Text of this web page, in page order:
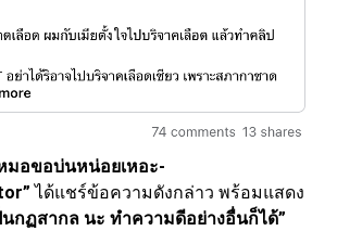
มอขอบ่นหน่อยเหอะ-
ได้แชร์ข้อความดังกล่าว พร้อมแสดง
นกฏสากล นะ ทำความดีอย่างอื่นก็ได้”